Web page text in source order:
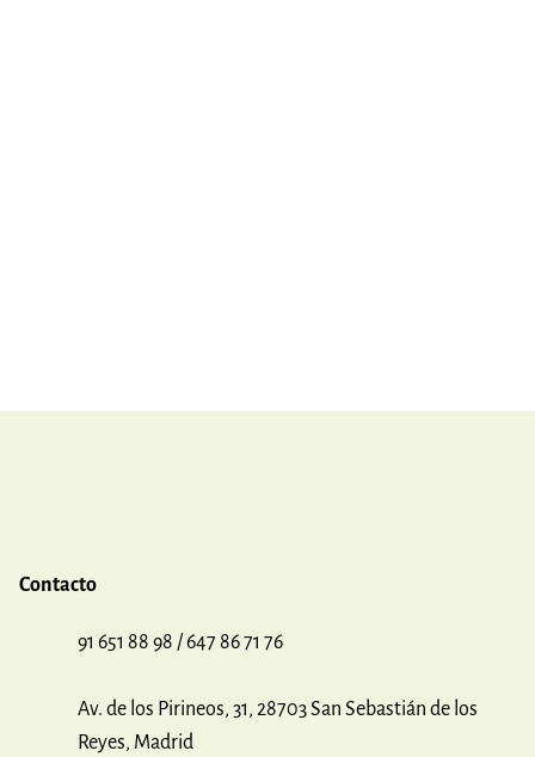
Contacto
91 651 88 98 / 647 86 71 76
Av. de los Pirineos, 31, 28703 San Sebastián de los
Reyes, Madrid